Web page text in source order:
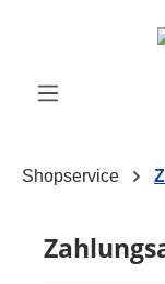
Zum Hauptinhalt
Shopservice